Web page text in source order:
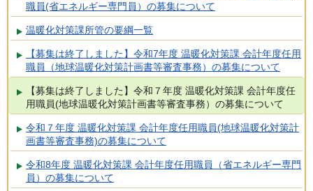
職員(省エネルギー専門員）の募集について
温暖化対策課所管の要綱一覧
【募集は終了しました】令和7年度 温暖化対策課 会計年度任用
職員（地球温暖化対策計画書等審査事務）の募集について
【募集は終了しました】令和７年度 温暖化対策課 会計年度任
用職員(地球温暖化対策計画書等審査事務）の募集について
令和７年度 温暖化対策課 会計年度任用職員(地球温暖化対策計
画書等審査事務)の募集について
令和8年度 温暖化対策課 会計年度任用職員（省エネルギー専門
員）の募集について